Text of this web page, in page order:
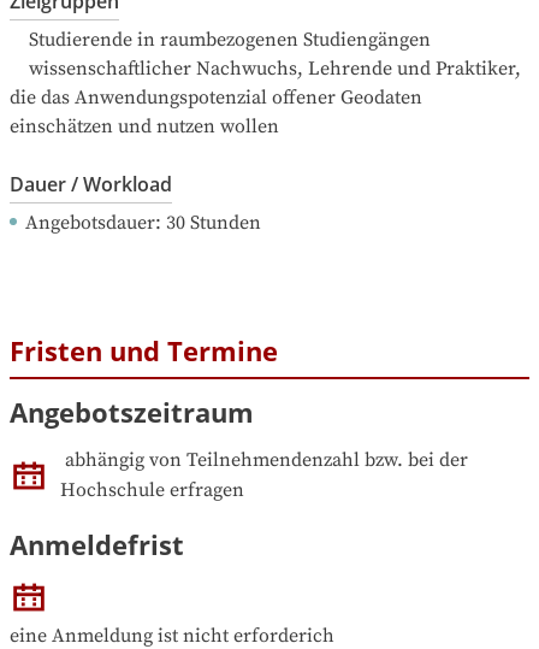
die das Anwendungspotenzial offener Geodaten
einschätzen und nutzen wollen
Dauer / Workload
Angebotsdauer: 30 Stunden
Fristen und Termine
Angebotszeitraum
abhängig von Teilnehmendenzahl bzw. bei der
Hochschule erfragen
Anmeldefrist
eine Anmeldung ist nicht erforderich